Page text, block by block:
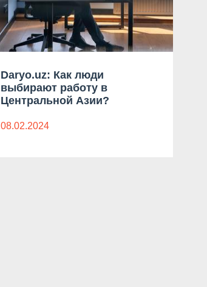
Daryo.uz: Как люди
выбирают работу в
Центральной Азии?
08.02.2024